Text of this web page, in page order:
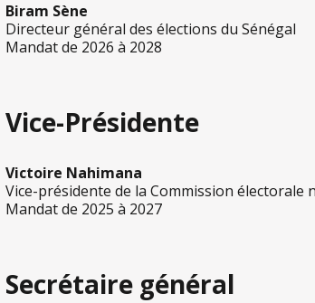
Biram Sène
Directeur général des élections du Sénégal
Mandat de 2026 à 2028
Vice-Présidente
Victoire Nahimana
Vice-présidente de la Commission
Mandat de 2025 à 2027
Secrétaire général